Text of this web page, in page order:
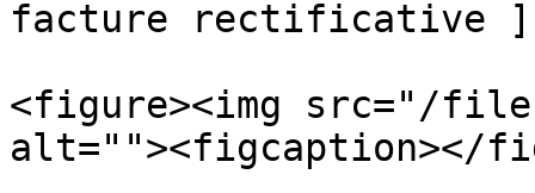
facture rectificative
<figure><img src="/files/
alt=""><figcaption></